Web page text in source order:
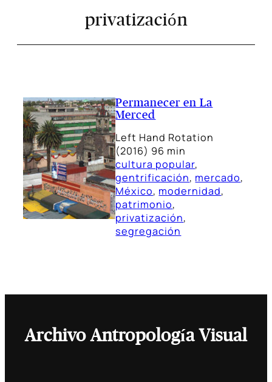
privatización
Permanecer en La
Merced
Left Hand Rotation
(2016) 96 min
cultura popular
gentrificación, mercado
México, modernidad
patrimonio
privatización
segregación
Archivo Antropología Visual